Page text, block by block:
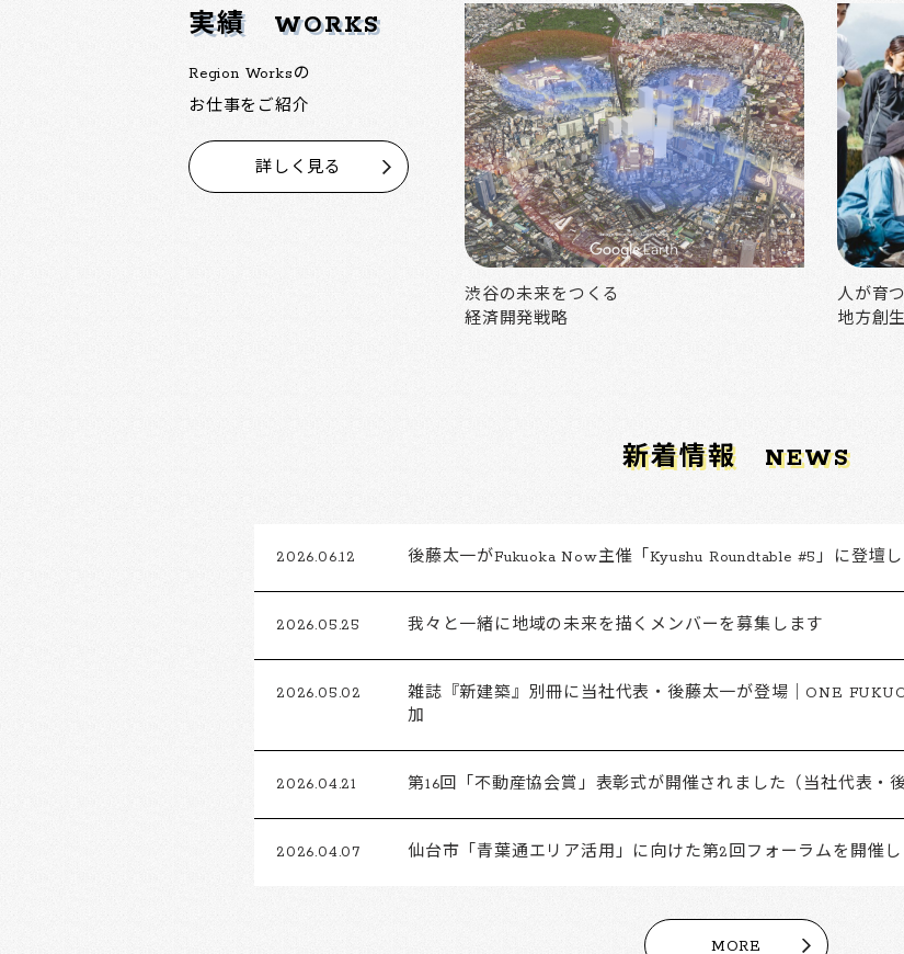
実績 WORKS
Region Worksの
お仕事をご紹介
詳しく見る
渋谷の未来をつくる
経済開発戦略
人が育
地方創
新着情報 NEWS
2026.06.12 後藤太一がFukuoka Now主催「Kyushu Roundtable #5」に登壇し
2026.05.25 我々と一緒に地域の未来を描くメンバーを募集します
2026.05.02
雑誌『新建築』別冊に当社代表・後藤太一が登場｜ONE
加
2026.04.21 第16回「不動産協会賞」表彰式が開催されました（当社代表・
2026.04.07 仙台市「青葉通エリア活用」に向けた第2回フォーラムを開催
MORE